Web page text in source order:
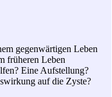
gegenwärtigen Leben
früheren Leben
Eine Aufstellung?
auf die Zyste?